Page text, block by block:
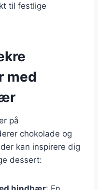
til festlige
med
på
chokolade og
kan inspirere dig
dessert: